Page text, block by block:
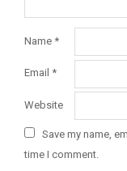
Name *
Email *
Website
Save my name,
time I comment.